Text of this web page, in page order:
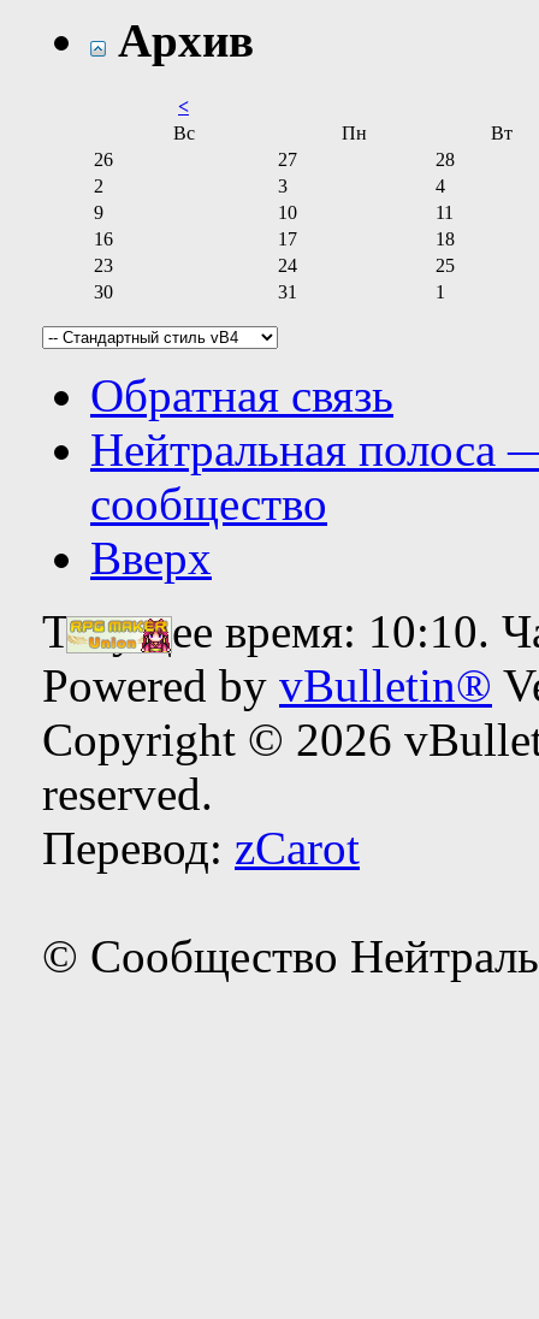
Архив
<
Вс
Пн
Вт
26
27
28
2
3
4
9
10
11
16
17
18
23
24
25
30
31 1
Обратная связь
Нейтральная полоса
сообщество
Вверх
Текущее время: 10:10.
Powered by vBulletin®
Copyright © 2026
reserved.
Перевод: zCarot
© Сообщество